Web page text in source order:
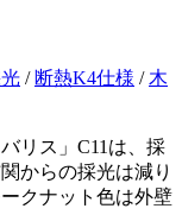
/ 断熱K4仕様 / 木
リス」C11は、採
からの採光は減り
クナット色は外壁